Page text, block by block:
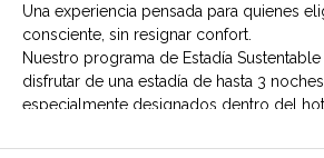
Una experiencia pensada para quienes
consciente, sin resignar confort.
Nuestro programa de Estadía Sustentable
disfrutar de una estadía de hasta 3
especialmente designados dentro del